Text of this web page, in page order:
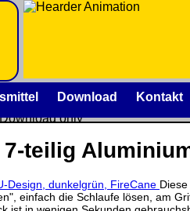
teilig
einfach die Schlaufe lösen, am
Download Kontakt
only
Vorkasse: 0.00 €
PayPal: 0.00 €
Schweiz) PayPal: 0.00 €